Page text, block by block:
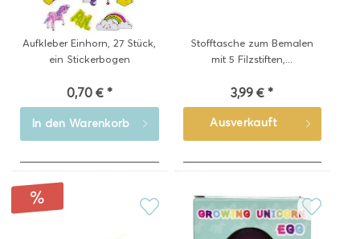
Aufkleber Einhorn, 27 Stück,
ein Stickerbogen
0,70 € *
In den Warenkorb
Stofftasche zum Bemalen
mit 5 Filzstiften,...
3,99 € *
Ausverkauft